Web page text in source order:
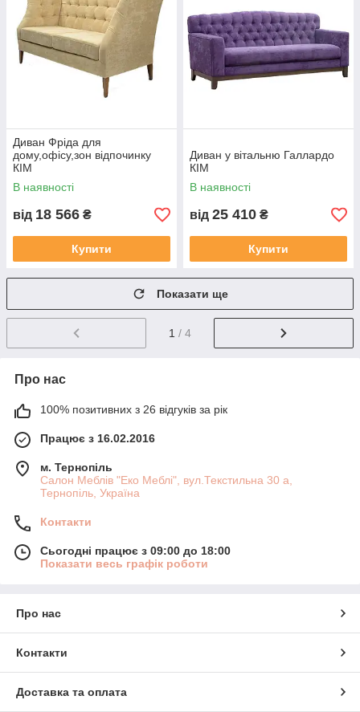
Диван Фріда для
дому,офісу,зон відпочинку
КІМ
В наявності
від 18 566 ₴
Купити
Диван у вітальню Галлардо
КІМ
В наявності
від 25 410 ₴
Купити
Показати ще
1 / 4
Про нас
100% позитивних з 26 відгуків за рік
Працює з 16.02.2016
м. Тернопіль
Салон Меблів "Еко Меблі", вул.Текстильна 30 а,
Тернопіль, Україна
Контакти
Сьогодні працює з 09:00 до 18:00
Показати весь графік роботи
Про нас
Контакти
Доставка та оплата